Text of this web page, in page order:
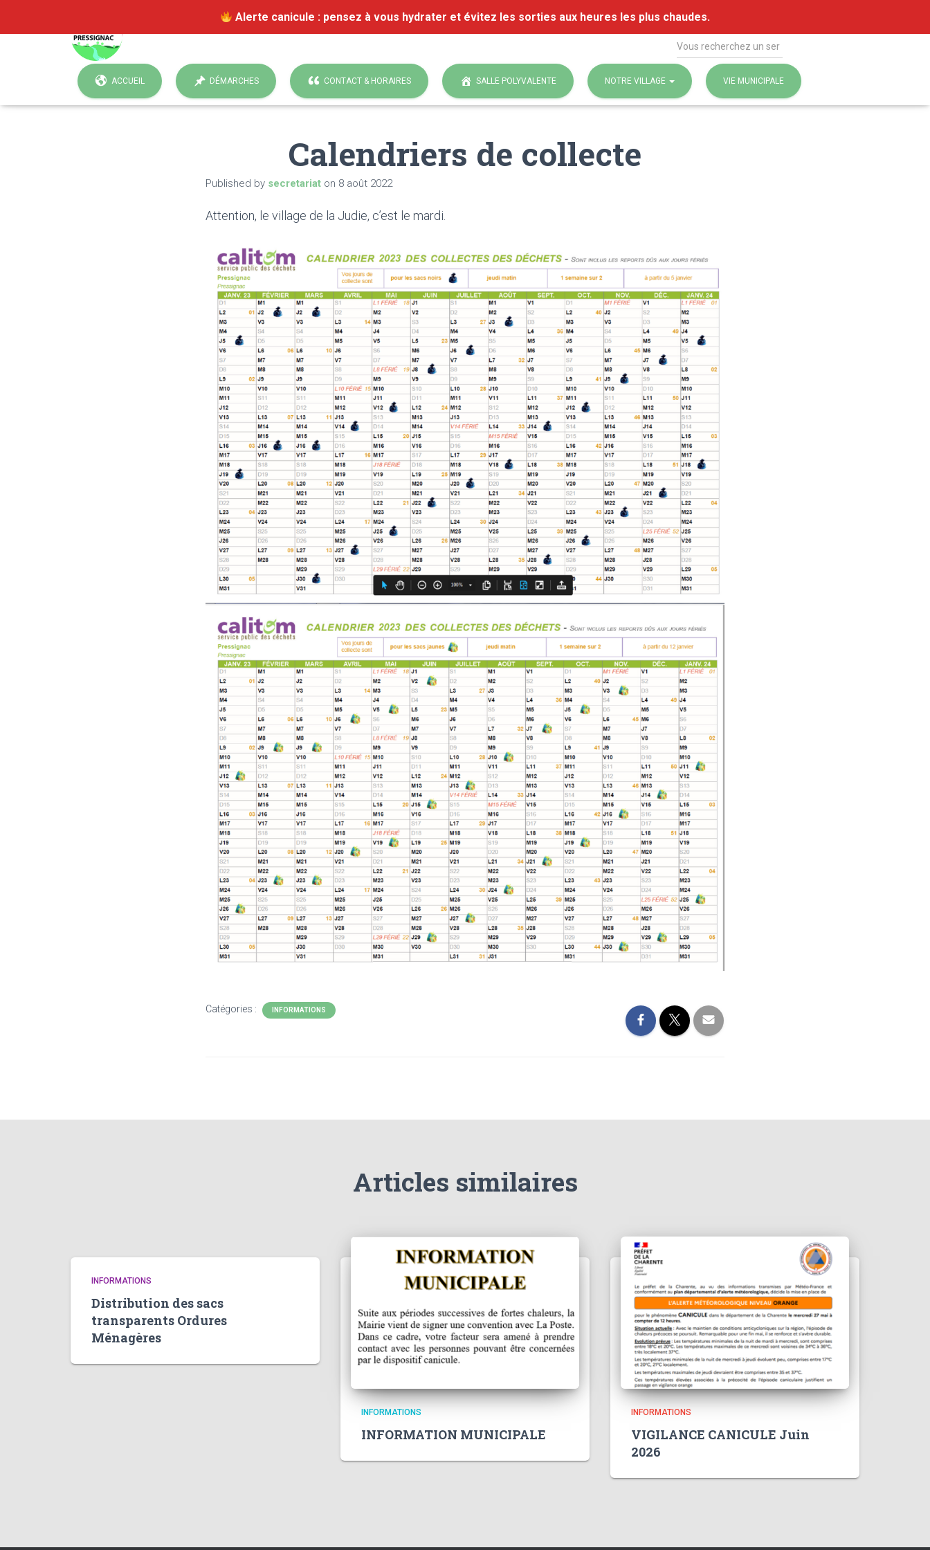
Alerte canicule : pensez à vous hydrater et évitez les sorties aux heures les plus chaudes.
Rechercher
ACCUEIL DÉMARCHES CONTACT & HORAIRES SALLE POLYVALENTE NOTRE VILLAGE VIE MUNICIPALE
Calendriers de collecte
Published by secretariat on 8 août 2022
Attention, le village de la Judie, c’est le mardi.
Catégories : INFORMATIONS
Articles similaires
INFORMATIONS
Distribution des sacs
transparents Ordures
Ménagères
INFORMATIONS
INFORMATION MUNICIPALE
INFORMATIONS
VIGILANCE CANICULE Juin
2026